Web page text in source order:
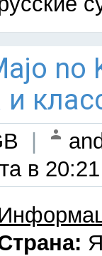
no
в 20:21